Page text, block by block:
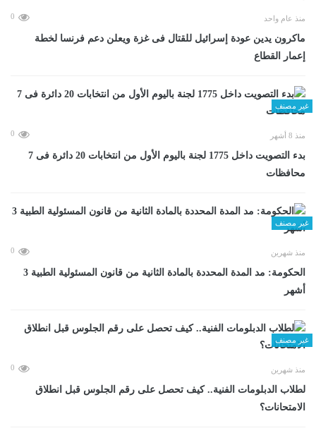
منذ عام واحد 0
ماكرون يدين عودة إسرائيل للقتال فى غزة ويعلن دعم فرنسا لخطة
إعمار القطاع
غير مصنف
منذ 8 أشهر 0
بدء التصويت داخل 1775 لجنة باليوم الأول من انتخابات 20 دائرة فى 7
محافظات
غير مصنف
منذ شهرين 0
الحكومة: مد المدة المحددة بالمادة الثانية من قانون المسئولية الطبية 3
أشهر
غير مصنف
منذ شهرين 0
لطلاب الدبلومات الفنية.. كيف تحصل على رقم الجلوس قبل انطلاق
الامتحانات؟